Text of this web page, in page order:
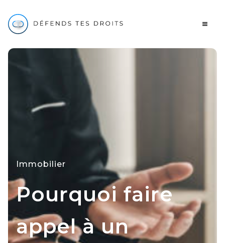
Immobilier
Pourquoi faire
appel à un